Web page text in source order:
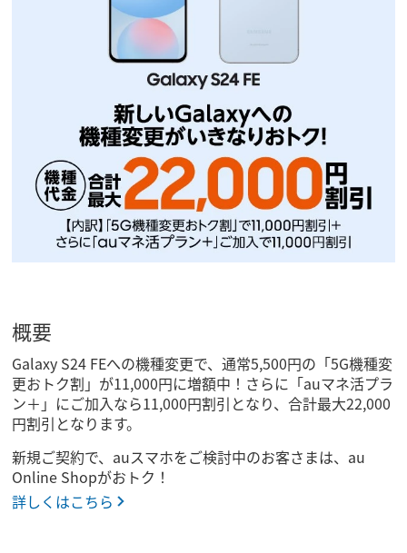
概要
Galaxy S24 FEへの機種変更で、通常5,500円の「5G機種変
更おトク割」が11,000円に増額中！さらに「auマネ活プラ
ン＋」にご加入なら11,000円割引となり、合計最大22,000
円割引となります。
新規ご契約で、auスマホをご検討中のお客さまは、au
Online Shopがおトク！
詳しくはこちら